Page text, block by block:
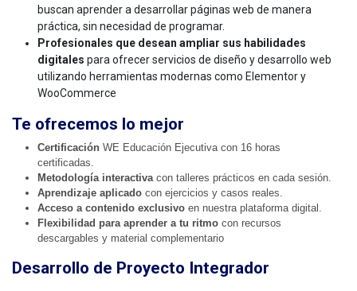
buscan aprender a desarrollar páginas web de manera
práctica, sin necesidad de programar.
Profesionales que desean ampliar sus habilidades
digitales para ofrecer servicios de diseño y desarrollo web
utilizando herramientas modernas como Elementor y
WooCommerce
Te ofrecemos lo mejor
Certificación WE Educación Ejecutiva con 16 horas
certificadas.
Metodología interactiva con talleres prácticos en cada sesión.
Aprendizaje aplicado con ejercicios y casos reales.
Acceso a contenido exclusivo en nuestra plataforma digital.
Flexibilidad para aprender a tu ritmo con recursos
descargables y material complementario
Desarrollo de Proyecto Integrador